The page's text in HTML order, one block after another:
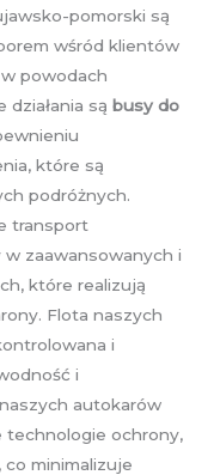
pomorski są
wśród klientów
powodach
działania są busy do
które są
podróżnych.
transport
zaawansowanych i
które realizują
Flota naszych
i
i
autokarów
ochrony,
minimalizuje